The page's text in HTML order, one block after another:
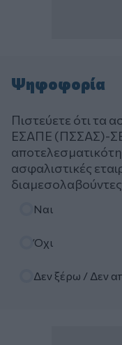
Ψηφοφορία
Πιστεύετε ότι τα
ΕΣΑΠΕ (ΠΣΣΑΣ)-
ασφαλιστικές
Ναι
Όχι
Δεν ξέρω / Δεν